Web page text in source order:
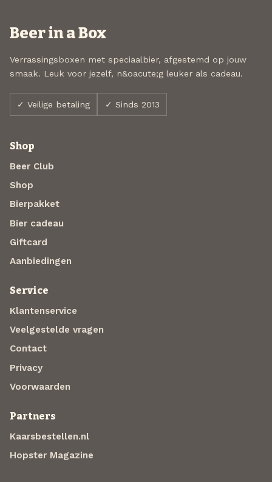
Beer in a Box
Verrassingsboxen met speciaalbier, afgestemd op jouw
smaak. Leuk voor jezelf, n&oacute;g leuker als cadeau.
✓ Veilige betaling ✓ Sinds 2013
Shop
Beer Club
Shop
Bierpakket
Bier cadeau
Giftcard
Aanbiedingen
Service
Klantenservice
Veelgestelde vragen
Contact
Privacy
Voorwaarden
Partners
Kaarsbestellen.nl
Hopster Magazine